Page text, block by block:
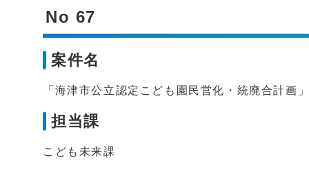
No 67
案件名
「海津市公立認定こども園民営化・統廃合計画
担当課
こども未来課